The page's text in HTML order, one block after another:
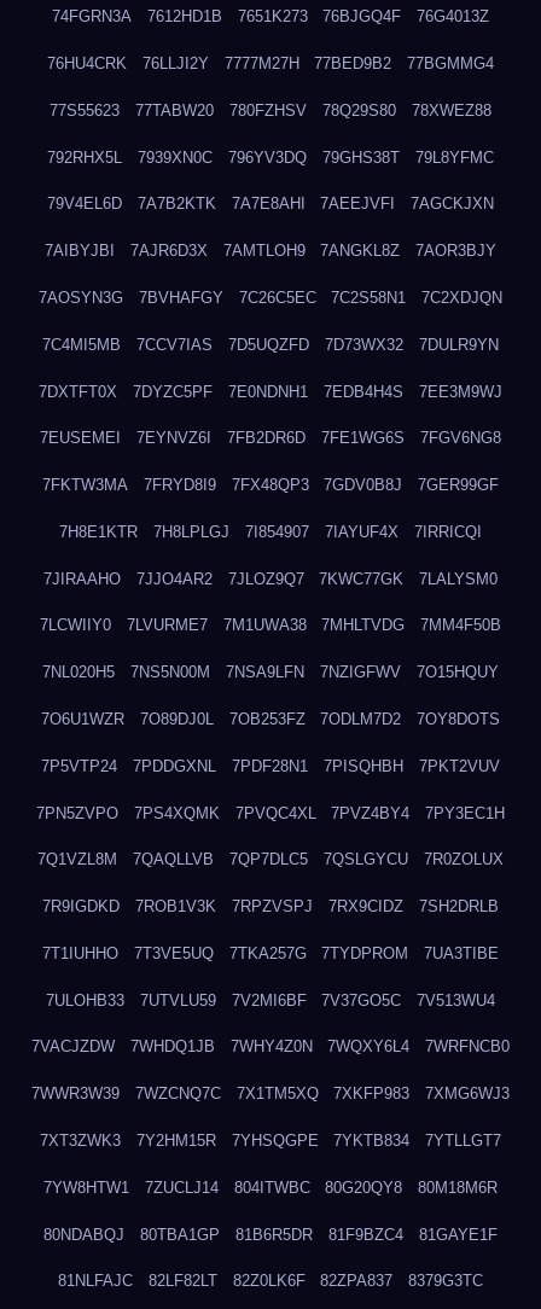
74FGRN3A 7612HD1B 7651K273 76BJGQ4F 76G4013Z
76HU4CRK 76LLJI2Y 7777M27H 77BED9B2 77BGMMG4
77S55623 77TABW20 780FZHSV 78Q29S80 78XWEZ88
792RHX5L 7939XN0C 796YV3DQ 79GHS38T 79L8YFMC
79V4EL6D 7A7B2KTK 7A7E8AHI 7AEEJVFI 7AGCKJXN
7AIBYJBI 7AJR6D3X 7AMTLOH9 7ANGKL8Z 7AOR3BJY
7AOSYN3G 7BVHAFGY 7C26C5EC 7C2S58N1 7C2XDJQN
7C4MI5MB 7CCV7IAS 7D5UQZFD 7D73WX32 7DULR9YN
7DXTFT0X 7DYZC5PF 7E0NDNH1 7EDB4H4S 7EE3M9WJ
7EUSEMEI 7EYNVZ6I 7FB2DR6D 7FE1WG6S 7FGV6NG8
7FKTW3MA 7FRYD8I9 7FX48QP3 7GDV0B8J 7GER99GF
7H8E1KTR 7H8LPLGJ 7I854907 7IAYUF4X 7IRRICQI
7JIRAAHO 7JJO4AR2 7JLOZ9Q7 7KWC77GK 7LALYSM0
7LCWIIY0 7LVURME7 7M1UWA38 7MHLTVDG 7MM4F50B
7NL020H5 7NS5N00M 7NSA9LFN 7NZIGFWV 7O15HQUY
7O6U1WZR 7O89DJ0L 7OB253FZ 7ODLM7D2 7OY8DOTS
7P5VTP24 7PDDGXNL 7PDF28N1 7PISQHBH 7PKT2VUV
7PN5ZVPO 7PS4XQMK 7PVQC4XL 7PVZ4BY4 7PY3EC1H
7Q1VZL8M 7QAQLLVB 7QP7DLC5 7QSLGYCU 7R0ZOLUX
7R9IGDKD 7ROB1V3K 7RPZVSPJ 7RX9CIDZ 7SH2DRLB
7T1IUHHO 7T3VE5UQ 7TKA257G 7TYDPROM 7UA3TIBE
7ULOHB33 7UTVLU59 7V2MI6BF 7V37GO5C 7V513WU4
7VACJZDW 7WHDQ1JB 7WHY4Z0N 7WQXY6L4 7WRFNCB0
7WWR3W39 7WZCNQ7C 7X1TM5XQ 7XKFP983 7XMG6WJ3
7XT3ZWK3 7Y2HM15R 7YHSQGPE 7YKTB834 7YTLLGT7
7YW8HTW1 7ZUCLJ14 804ITWBC 80G20QY8 80M18M6R
80NDABQJ 80TBA1GP 81B6R5DR 81F9BZC4 81GAYE1F
81NLFAJC 82LF82LT 82Z0LK6F 82ZPA837 8379G3TC